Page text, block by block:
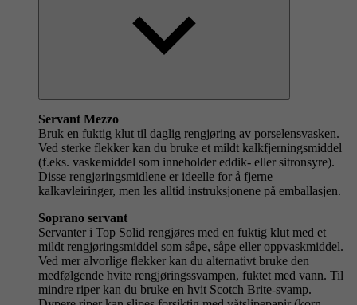
Servant Mezzo
Bruk en fuktig klut til daglig rengjøring av porselensvasken.
Ved sterke flekker kan du bruke et mildt kalkfjerningsmiddel
(f.eks. vaskemiddel som inneholder eddik- eller sitronsyre).
Disse rengjøringsmidlene er ideelle for å fjerne
kalkavleiringer, men les alltid instruksjonene på emballasjen.
Soprano servant
Servanter i Top Solid rengjøres med en fuktig klut med et
mildt rengjøringsmiddel som såpe, såpe eller oppvaskmiddel.
Ved mer alvorlige flekker kan du alternativt bruke den
medfølgende hvite rengjøringssvampen, fuktet med vann. Til
mindre riper kan du bruke en hvit Scotch Brite-svamp.